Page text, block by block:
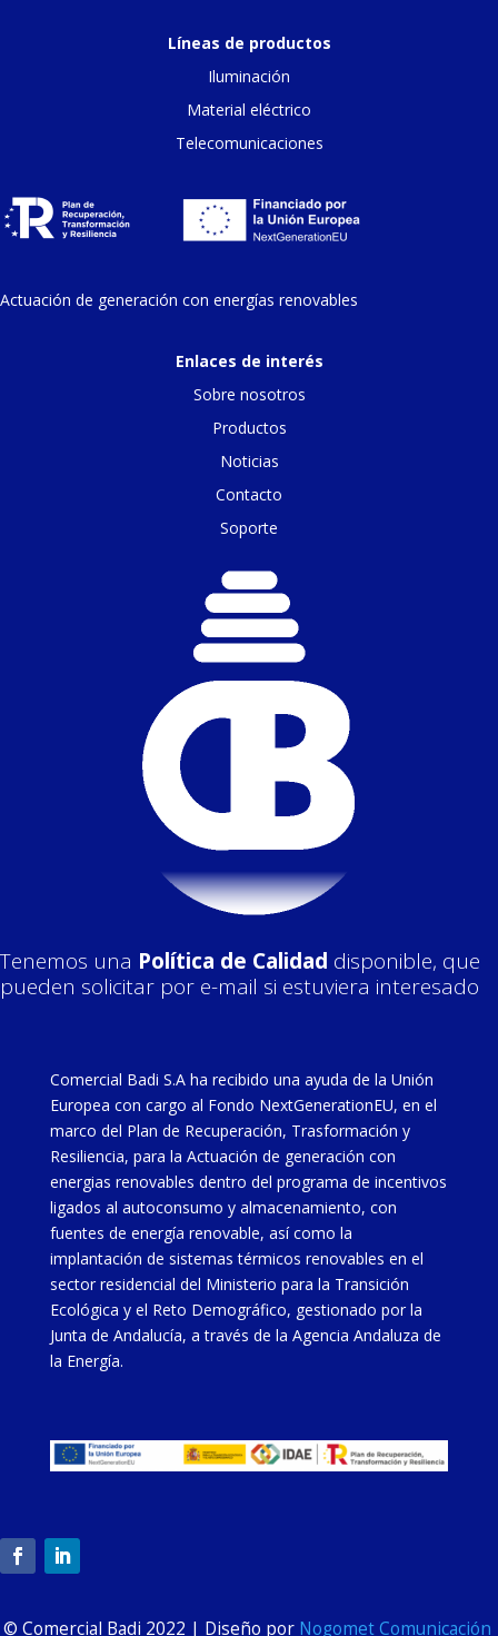
Líneas de productos
Iluminación
Material eléctrico
Telecomunicaciones
Actuación de generación con energías renovables
Enlaces de interés
Sobre nosotros
Productos
Noticias
Contacto
Soporte
Tenemos una Política de Calidad disponible, que
pueden solicitar por e-mail si estuviera interesado
Comercial Badi S.A ha recibido una ayuda de la Unión
Europea con cargo al Fondo NextGenerationEU, en el
marco del Plan de Recuperación, Trasformación y
Resiliencia, para la Actuación de generación con
energias renovables dentro del programa de incentivos
ligados al autoconsumo y almacenamiento, con
fuentes de energía renovable, así como la
implantación de sistemas térmicos renovables en el
sector residencial del Ministerio para la Transición
Ecológica y el Reto Demográfico, gestionado por la
Junta de Andalucía, a través de la Agencia Andaluza de
la Energía.
© Comercial Badi 2022 | Diseño por Nogomet Comunicación